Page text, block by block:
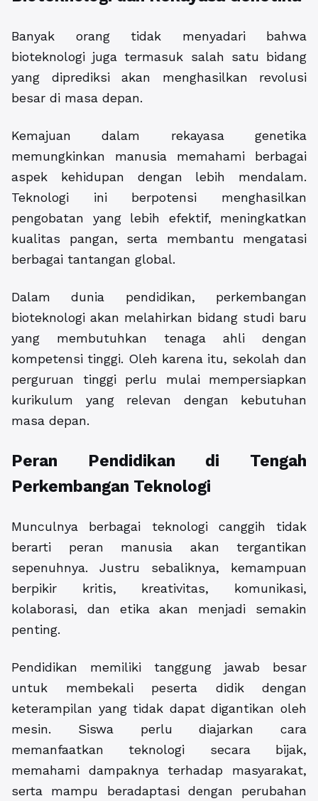
Banyak orang tidak menyadari bahwa
bioteknologi juga termasuk salah satu bidang
yang diprediksi akan menghasilkan revolusi
besar di masa depan.
Kemajuan dalam rekayasa genetika
memungkinkan manusia memahami berbagai
aspek kehidupan dengan lebih mendalam.
Teknologi ini berpotensi menghasilkan
pengobatan yang lebih efektif, meningkatkan
kualitas pangan, serta membantu mengatasi
berbagai tantangan global.
Dalam dunia pendidikan, perkembangan
bioteknologi akan melahirkan bidang studi baru
yang membutuhkan tenaga ahli dengan
kompetensi tinggi. Oleh karena itu, sekolah dan
perguruan tinggi perlu mulai mempersiapkan
kurikulum yang relevan dengan kebutuhan
masa depan.
Peran Pendidikan di Tengah
Perkembangan Teknologi
Munculnya berbagai teknologi canggih tidak
berarti peran manusia akan tergantikan
sepenuhnya. Justru sebaliknya, kemampuan
berpikir kritis, kreativitas, komunikasi,
kolaborasi, dan etika akan menjadi semakin
penting.
Pendidikan memiliki tanggung jawab besar
untuk membekali peserta didik dengan
keterampilan yang tidak dapat digantikan oleh
mesin. Siswa perlu diajarkan cara
memanfaatkan teknologi secara bijak,
memahami dampaknya terhadap masyarakat,
serta mampu beradaptasi dengan perubahan